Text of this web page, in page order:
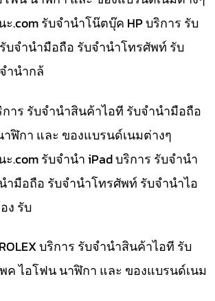
.com รับจำนำโน๊ตบุ๊ค HP บริการ รับ
บจำนำมือถือ รับจำนำโทรศัพท์ รับ
ำนำกล้
การ รับจำนำสินค้าไอที รับจำนำมือถือ
ฬิกา และ ของแบรนด์เนมต่างๆ
.com รับจำนำ iPad บริการ รับจำนำ
ำมือถือ รับจำนำโทรศัพท์ รับจำนำไอ
ง รับ
บริการ รับจำนำสินค้าไอที รับ
ค ไอโฟน นาฬิกา และ ของแบรนด์เนม